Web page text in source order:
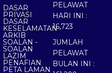
DASAR
PRIVASI
DASAR
KESELAMATAN
ARKIB
SOALAN -
SOALAN
LAZIM
PENAFIAN
PETA LAMAN
PELAWAT
HARI INI :
16,723
JUMLAH
PELAWAT
BULAN INI :